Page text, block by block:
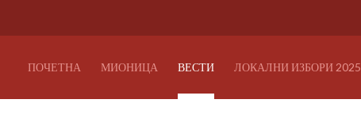
ПОЧЕТНА МИОНИЦА ВЕСТИ ЛОКАЛНИ ИЗБОРИ 2025